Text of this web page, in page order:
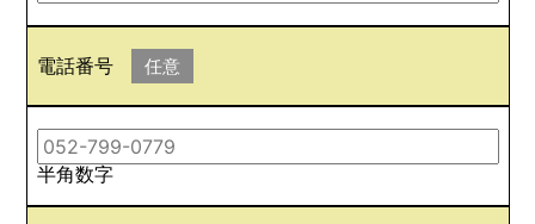
電話番号 任意
半角数字